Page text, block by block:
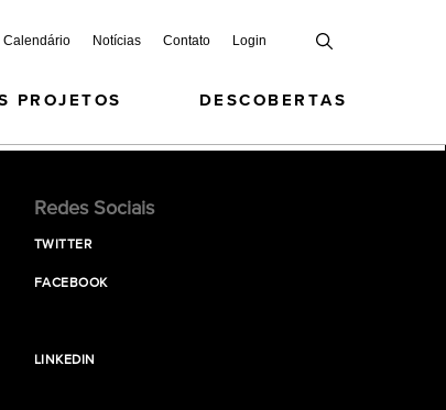
Calendário Notícias Contato Login
PROJETOS DESCOBERTAS
Redes Sociais
TWITTER
FACEBOOK
LINKEDIN